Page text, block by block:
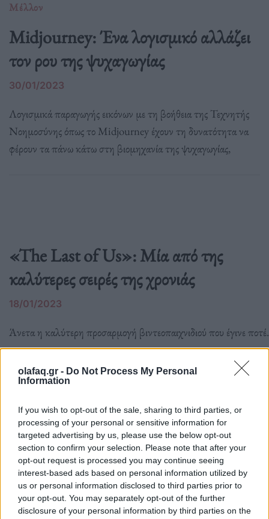
olafaq.gr - Do Not Process My Personal
Information
If you wish to opt-out of the sale, sharing to third parties, or
processing of your personal or sensitive information for
targeted advertising by us, please use the below opt-out
section to confirm your selection. Please note that after your
opt-out request is processed you may continue seeing
interest-based ads based on personal information utilized by
us or personal information disclosed to third parties prior to
your opt-out. You may separately opt-out of the further
disclosure of your personal information by third parties on the
Μέλλον
Midjourney: Ένα λογισμικό αλλάζει
τον ρου της ψυχαγωγίας
30/01/2023
Λογισμικά παραγωγής εικόνων με τη βοήθεια της Τεχνητής
Νοημοσύνης όπως το Midjourney έχουν τη δυνατότητα να
φέρουν τα πάνω κάτω στη βιομηχανία της ψυχαγωγίας,
«The Last of Us»: Μία από της
καλύτερες σειρές της χρονιάς
18/01/2023
Άνετα η καλύτερη προσαρμογή βιντεοπαιχνιδιού που έγινε ποτέ.
Ο Δημήτρης Χορν έγινε όλα όσα
προοριζόταν να γίνει
16/01/2023
«Δεν αρκεί να θέλεις κάτι, πρέπει να είσαι έτοιμος να παλέψεις
γι' αυτό», συνήθιζε να λέει ο Δημήτρης Χορν.